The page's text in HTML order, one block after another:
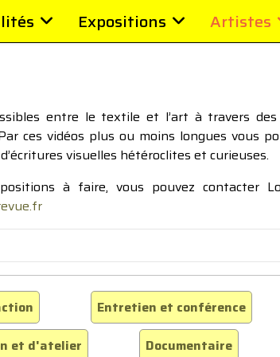
Expositions Artistes
entre le textile et l’art à travers
ces vidéos plus ou moins longues vous
visuelles hétéroclites et curieuses.
à faire, vous pouvez contacter
Entretien et conférence
et d'atelier Documentaire